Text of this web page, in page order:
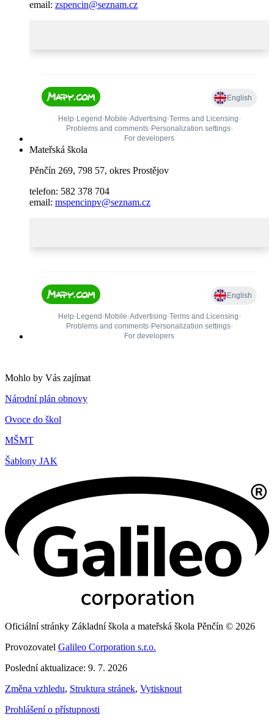
email: zspencin@seznam.cz
Mateřská škola
Pěnčín 269, 798 57, okres Prostějov
telefon: 582 378 704
email: mspencinpv@seznam.cz
Mohlo by Vás zajímat
Národní plán obnovy
Ovoce do škol
MŠMT
Šablony JAK
Oficiální stránky Základní škola a mateřská škola Pěnčín © 2026
Provozovatel Galileo Corporation s.r.o.
Poslední aktualizace: 9. 7. 2026
Změna vzhledu, Struktura stránek, Vytisknout
Prohlášení o přístupnosti